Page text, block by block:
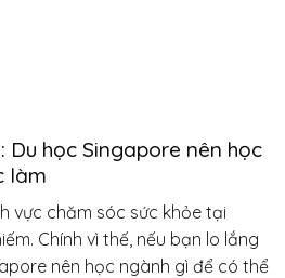
Du học Singapore nên học
làm
vực chăm sóc sức khỏe tại
Chính vì thế, nếu bạn lo lắng
nên học ngành gì để có thể